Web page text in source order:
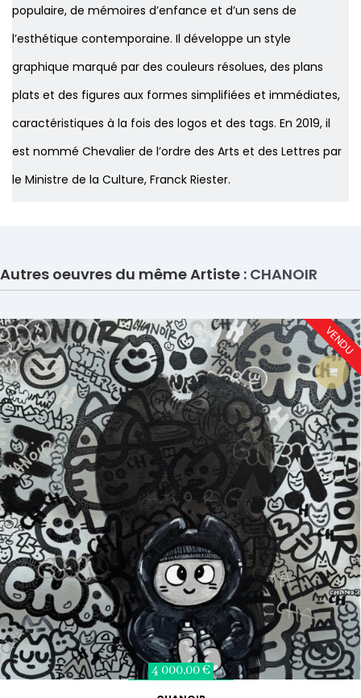
populaire, de mémoires d’enfance et d’un sens de
l’esthétique contemporaine. Il développe un style
graphique marqué par des couleurs résolues, des plans
plats et des figures aux formes simplifiées et immédiates,
caractéristiques à la fois des logos et des tags. En 2019, il
est nommé Chevalier de l’ordre des Arts et des Lettres par
le Ministre de la Culture, Franck Riester.
Autres oeuvres du même Artiste : CHANOIR
VENDU
4 000,00 €